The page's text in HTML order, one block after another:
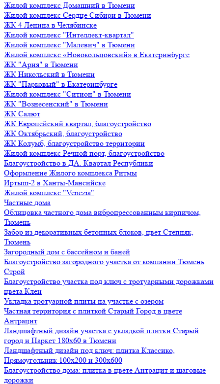
Жилой комплекс Домашний в Тюмени
Жилой комплекс Сердце Сибири в Тюмени
ЖК 4 Ленина в Челябинске
Жилой комплекс "Интеллект-квартал"
Жилой комплекс "Малевич" в Тюмени
Жилой комплекс «Новокольцовский» в Екатеринбурге
ЖК "Ария" в Тюмени
ЖК Никольский в Тюмени
ЖК "Парковый" в Екатеринбурге
Жилой комплекс "Ситион" в Тюмени
ЖК "Вознесенский" в Тюмени
ЖК Салют
ЖК Европейский квартал, благоустройство
ЖК Октябрьский, благоустройство
ЖК Колумб, благоустройство территории
Жилой комплекс Речной порт, благоустройство
Благоустройство в ДА. Квартал Республики
Оформление Жилого комплекса Ритмы
Иртыш-2 в Ханты-Мансийске
Жилой комплекс "Venezia"
Частные дома
Облицовка частного дома вибропрессованным кирпичом,
Тюмень
Забор из декоративных бетонных блоков, цвет Степняк,
Тюмень
Загородный дом с бассейном и баней
Благоустройство загородного участка от компании Тюмень
Строй
Благоустройство участка под ключ с тротуарными дорожками
цвета Клен
Укладка тротуарной плиты на участке с озером
Частная территория с плиткой Старый Город в цвете
Антрацит
Ландшафтный дизайн участка с укладкой плитки Старый
город и Паркет 180х60 в Тюмени
Ландшафтный дизайн под ключ: плитка Классико,
Прямоугольник 100х200 и 300х600
Благоустройство дома: плитка в цвете Антрацит и шаговые
дорожки